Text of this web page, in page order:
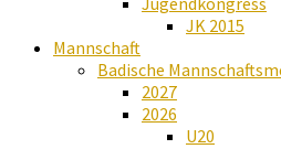
JK 2015
Mannschaft
Badische
2027
2026
U20